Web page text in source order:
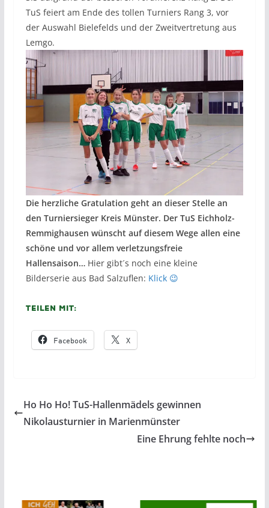
TuS feiert am Ende des tollen Turniers Rang 3, vor
der Auswahl Bielefelds und der Zweitvertretung aus
Lemgo.
Die herzliche Gratulation geht an dieser Stelle an
den Turniersieger Kreis Münster. Der TuS Eichholz-
Remmighausen wünscht auf diesem Wege allen eine
schöne und vor allem verletzungsfreie
Hallensaison…Hier gibt´s noch eine kleine
Bilderserie aus Bad Salzuflen: Klick 😉
Teilen mit:
Facebook X
Ho Ho Ho! TuS-Hallenmädels gewinnen
Nikolausturnier in Marienmünster
Eine Ehrung fehlte noch